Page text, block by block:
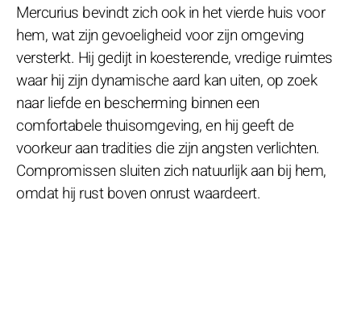
Mercurius bevindt zich ook in het vierde huis voor
hem, wat zijn gevoeligheid voor zijn omgeving
versterkt. Hij gedijt in koesterende, vredige ruimtes
waar hij zijn dynamische aard kan uiten, op zoek
naar liefde en bescherming binnen een
comfortabele thuisomgeving, en hij geeft de
voorkeur aan tradities die zijn angsten verlichten.
Compromissen sluiten zich natuurlijk aan bij hem,
omdat hij rust boven onrust waardeert.